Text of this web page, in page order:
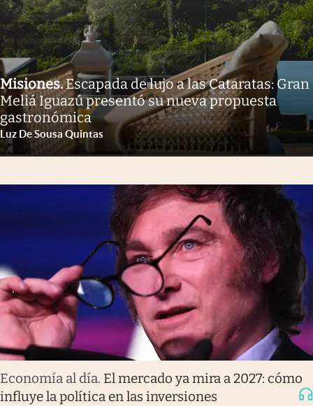
Misiones.Escapada de lujo a las Cataratas: Gran
Meliá Iguazú presentó su nueva propuesta
gastronómica
Luz De Sousa Quintas
Economía al día. El mercado ya mira a 2027: cómo
influye la política en las inversiones